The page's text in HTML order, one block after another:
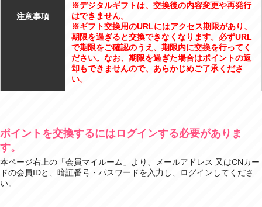
注意事項
※デジタルギフトは、交換後の内容変更や再発行
はできません。
※ギフト交換用のURLにはアクセス期限があり、
期限を過ぎると交換できなくなります。必ずURL
で期限をご確認のうえ、期限内に交換を行ってく
ださい。なお、期限を過ぎた場合はポイントの返
却もできませんので、あらかじめご了承くださ
い。
ポイントを交換するにはログインする必要がありま
す。
本ページ右上の「会員マイルーム」より、メールアドレス 又はCNカー
ドの会員IDと、暗証番号・パスワードを入力し、ログインしてくださ
い。